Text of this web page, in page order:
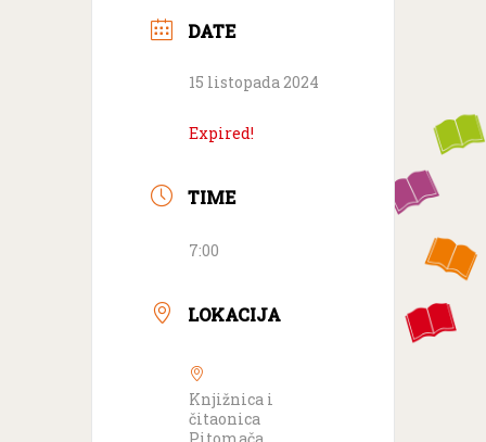
DATE
15 listopada 2024
Expired!
TIME
7:00
LOKACIJA
Knjižnica i
čitaonica